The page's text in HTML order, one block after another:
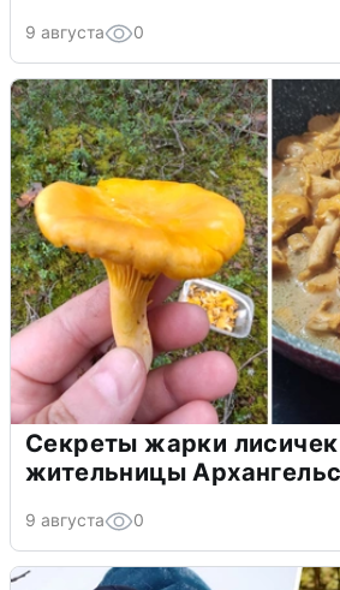
9 августа 0
Секреты жарки лисичек
жительницы
9 августа 0